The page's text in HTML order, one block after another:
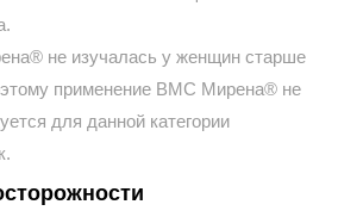
не изучалась у женщин старше
применение ВМС Мирена® не
для данной категории